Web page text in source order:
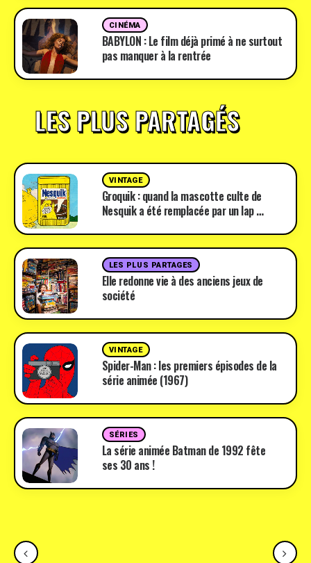
CINÉMA
BABYLON : Le film déjà primé à ne surtout
pas manquer à la rentrée
LES PLUS PARTAGÉS
VINTAGE
Groquik : quand la mascotte culte de
Nesquik a été remplacée par un lap …
LES PLUS PARTAGES
Elle redonne vie à des anciens jeux de
société
VINTAGE
Spider-Man : les premiers épisodes de la
série animée (1967)
SÉRIES
La série animée Batman de 1992 fête
ses 30 ans !